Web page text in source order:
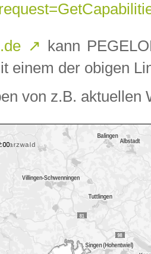
↗ kann
einem der obigen
von z.B. aktuellen